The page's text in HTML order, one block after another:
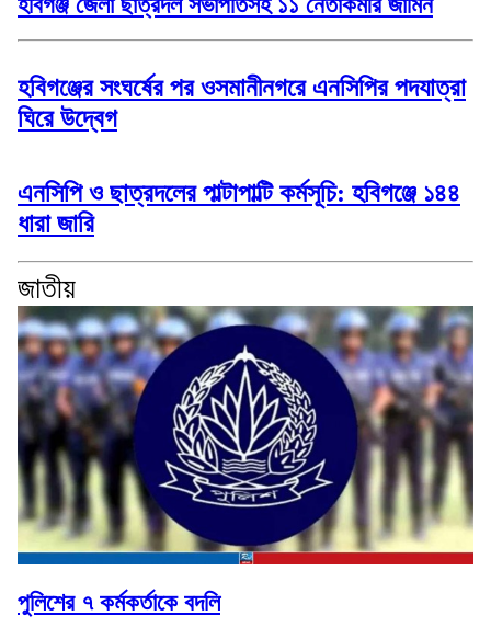
হবিগঞ্জের সংঘর্ষের পর ওসমানীনগরে এনসিপির পদযাত্রা
ঘিরে উদ্বেগ
এনসিপি ও ছাত্রদলের পাল্টাপাল্টি কর্মসূচি: হবিগঞ্জে ১৪৪
ধারা জারি
জাতীয়
পুলিশের ৭ কর্মকর্তাকে বদলি